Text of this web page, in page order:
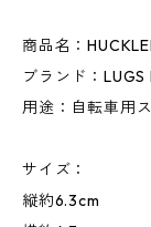
商品名：
ブランド：LUGS
用途：自転車用
サイズ：
縦約6.3cm